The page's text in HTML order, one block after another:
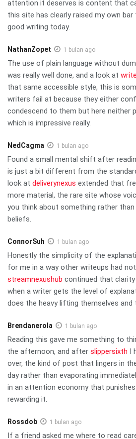
attention it deserves is content that
this site has clearly raised my own
good writing today.
NathanZopet 1 bulan ago
The use of plain language without
was really well done, and a look at
that same accessible style, this is
writers fail at because they either
condescend to them but here neither
which is impressive really.
NedCagma 1 bulan ago
Found a small mental shift after
is just a bit different from the
look at deliverynexus extended that
more material, the rare site whose
you think about something rather
beliefs.
ConnorSuh 1 bulan ago
Honestly the simplicity of the
for me in a way other writeups had
streamnexushub continued that
when a writer gets the level of
does the heavy lifting themselves and
Brendanerola 1 bulan ago
Reading this gave me something to
the afternoon, and after slippersixth I
over, the kind of post that lingers in
day rather than evaporating
in an attention economy that
rewarding it.
Rossdob 1 bulan ago
If a friend asked me where to read